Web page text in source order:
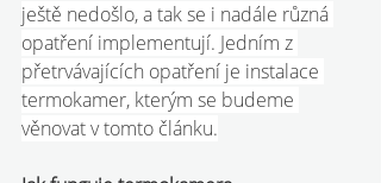
ještě nedošlo, a tak se i nadále různá
opatření implementují. Jedním z
přetrvávajících opatření je instalace
termokamer, kterým se budeme
věnovat v tomto článku.